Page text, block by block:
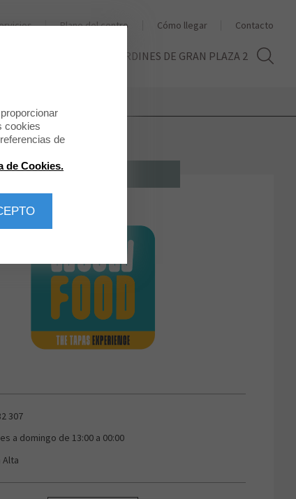
LOS JARDINES DE GRAN PLAZA 2
Plano del centro Cómo llegar Contacto
RESTAURACIÓN
WOOW Food
307
a domingo de 13:00 a 00:00
Alta
cookies
de
de Cookies.